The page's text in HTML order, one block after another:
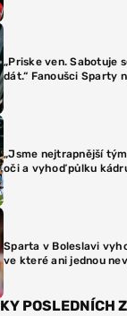
„Priske ven. Sabotuje
dát.“ Fanoušci Sparty
„Jsme nejtrapnější
oči a vyhoď půlku
Sparta v Boleslavi
ve které ani jednou
POSLEDNÍCH